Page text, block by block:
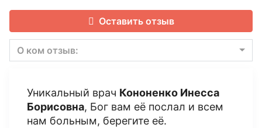
Оставить отзыв
О ком отзыв:
Уникальный врач Кононенко Инесса
Борисовна, Бог вам её послал и всем
нам больным, берегите её.